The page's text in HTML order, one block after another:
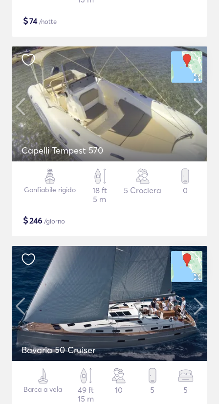
$74/notte
Capelli Tempest 570
Gonfiabile rigido
18 ft
5 m
5 Crociera 0
$246 /giorno
Bavaria 50 Cruiser
Barca a vela
49 ft
15 m
10 5 5